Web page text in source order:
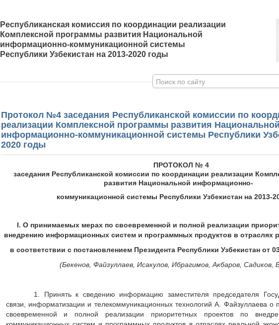
Республиканская комиссия по координации реализации
Комплексной программы развития Национальной
информационно-коммуникационной системы
Республики Узбекистан на 2013-2020 годы
Протокол №4 заседания Республиканской комиссии по
реализации Комплексной программы развития Национальной
информационно-коммуникационной системы Республики
2020 годы
ПРОТОКОЛ № 4
заседания Республиканской комиссии по координации реализации
развития Национальной информационно-
коммуникационной системы Республики Узбекистан на 2013-
I. О принимаемых мерах по своевременной и полной реализации
внедрению информационных систем и программных продуктов в отраслях
в соответствии с постановлением Президента Республики Узбекистан от
(Бекенов, Файзуллаев, Исакулов, Ибрагимов, Акбаров, Садиков,
1. Принять к сведению информацию заместителя председателя
связи, информатизации и телекоммуникационных технологий А. Файзуллаева
своевременной и полной реализации приоритетных проектов по